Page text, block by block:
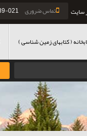
تماس ضروری 021-88903039 سایت
( کتابهای زمین شناسی )